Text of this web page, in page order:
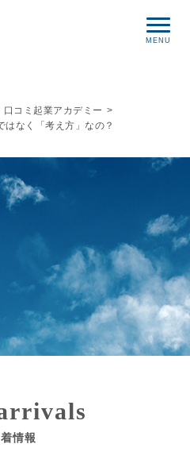
ービス
合わせ
口コミ起業アカデミー >
はなく「考え方」なの？
情報